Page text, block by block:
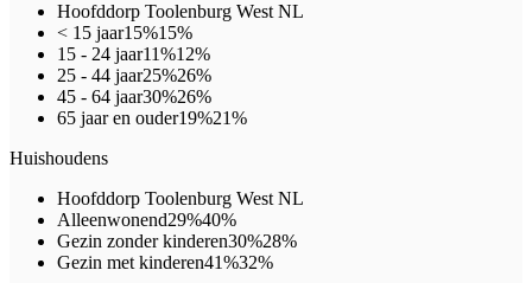
Hoofddorp Toolenburg West NL
< 15 jaar15%15%
15 - 24 jaar11%12%
25 - 44 jaar25%26%
45 - 64 jaar30%26%
65 jaar en ouder19%21%
Huishoudens
Hoofddorp Toolenburg West NL
Alleenwonend29%40%
Gezin zonder kinderen30%28%
Gezin met kinderen41%32%